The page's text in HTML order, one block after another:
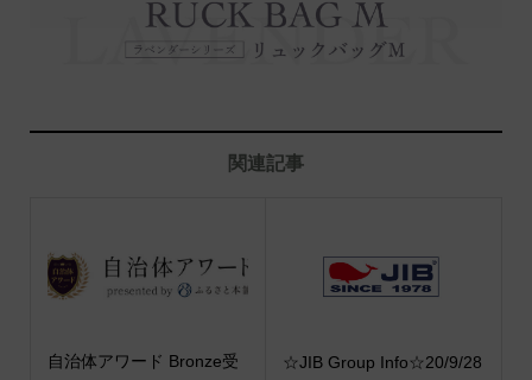
関連記事
自治体アワード Bronze受
☆JIB Group Info☆20/9/28